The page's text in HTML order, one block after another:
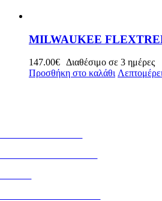
MILWAUKEE
147.00€ Διαθέσιμο σε 3 ημέρες
Προσθήκη στο καλάθι